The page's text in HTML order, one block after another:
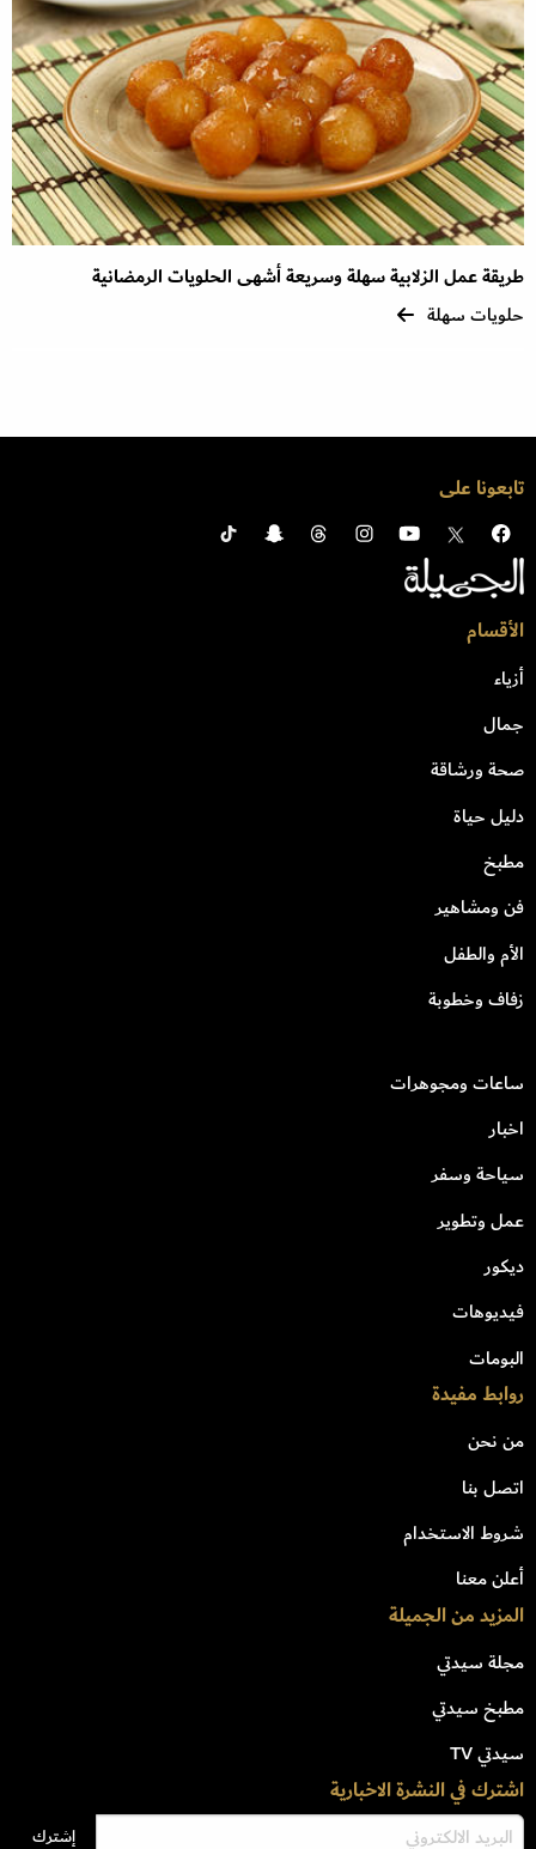
طريقة عمل الزلابية سهلة وسريعة أشهى الحلويات الرمضانية
حلويات سهلة
تابعونا على
الأقسام
أزياء
جمال
صحة ورشاقة
دليل حياة
مطبخ
فن ومشاهير
الأم والطفل
زفاف وخطوبة
ساعات ومجوهرات
اخبار
سياحة وسفر
عمل وتطوير
ديكور
فيديوهات
البومات
روابط مفيدة
من نحن
اتصل بنا
شروط الاستخدام
أعلن معنا
المزيد من الجميلة
مجلة سيدتي
مطبخ سيدتي
سيدتي TV
اشترك في النشرة الاخبارية